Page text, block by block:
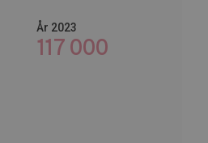
År 2023
142 200